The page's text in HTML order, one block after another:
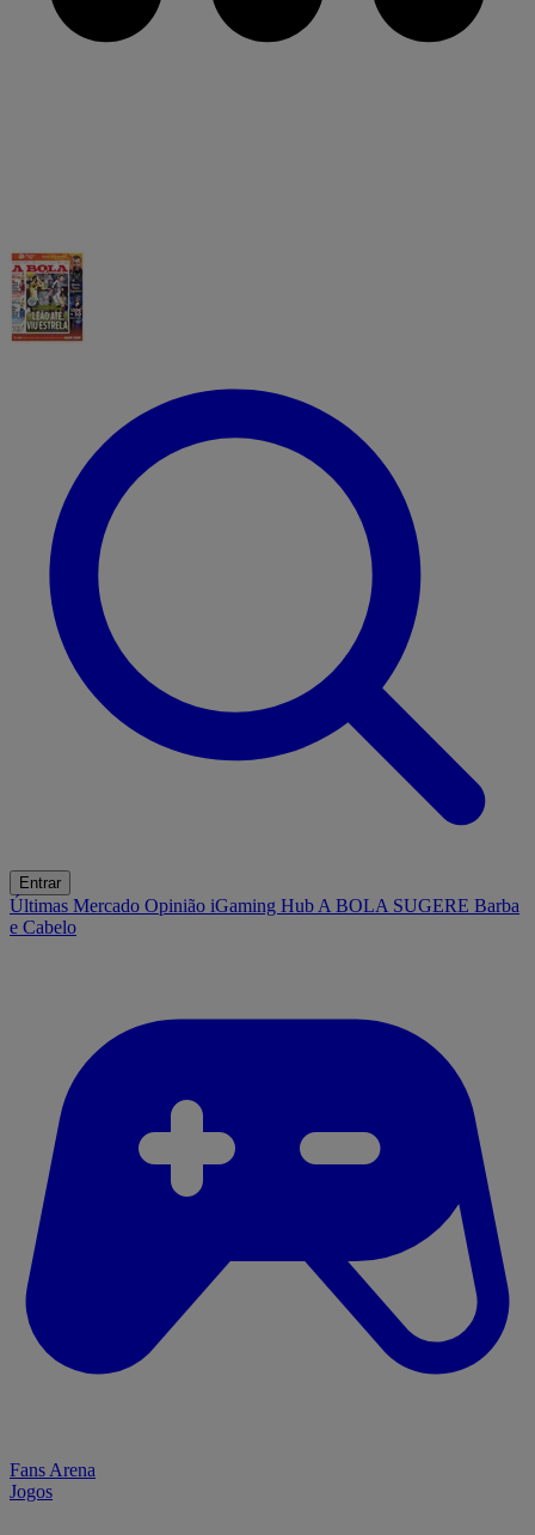
Entrar
Últimas Mercado Opinião iGaming Hub A BOLA SUGERE Barba
e Cabelo
Fans Arena
Jogos